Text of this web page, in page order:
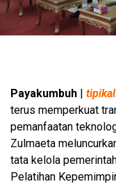
Payakumbuh |
terus memperkuat
pemanfaatan
Zulmaeta
tata kelola
Pelatihan